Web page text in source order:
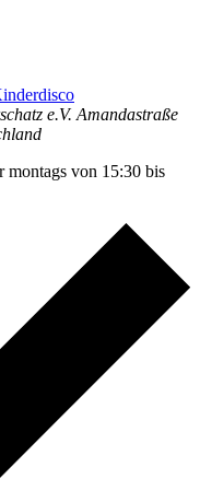
e.V. Amandastraße
montags von 15:30 bis